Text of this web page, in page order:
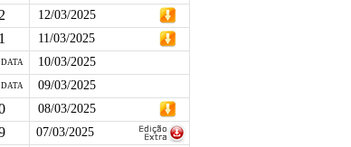
12/03/2025
11/03/2025
DATA 10/03/2025
DATA 09/03/2025
08/03/2025
07/03/2025